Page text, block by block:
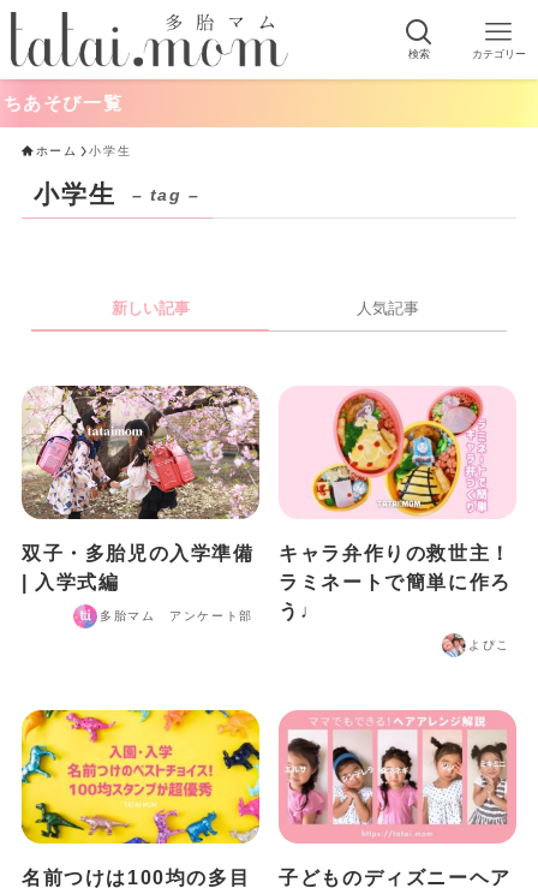
検索 カテゴリー
そび一覧
ホーム 小学生
小学生 – tag –
新しい記事 人気記事
双子・多胎児の入学準備
| 入学式編
多胎マム アンケート部
キャラ弁作りの救世主！
ラミネートで簡単に作ろ
う♩
よぴこ
名前つけは100均の多目
子どものディズニーヘア